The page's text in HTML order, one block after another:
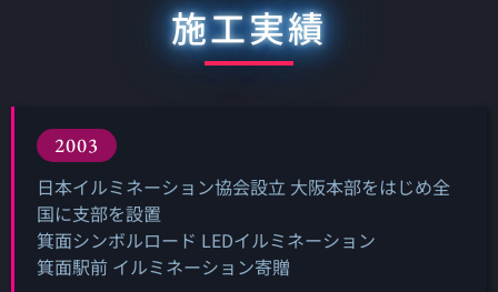
施工実績
2003
日本イルミネーション協会設立 大阪本部をはじめ全
国に支部を設置
箕面シンボルロード LEDイルミネーション
箕面駅前 イルミネーション寄贈